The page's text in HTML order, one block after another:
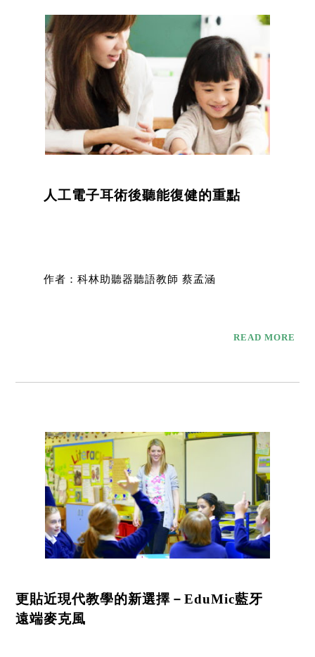
人工電子耳術後聽能復健的重點
作者：科林助聽器聽語教師 蔡孟涵
READ MORE
更貼近現代教學的新選擇－EduMic藍牙
遠端麥克風